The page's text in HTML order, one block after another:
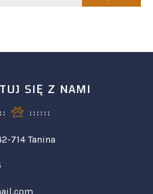
SIĘ Z NAMI
714 Tanina